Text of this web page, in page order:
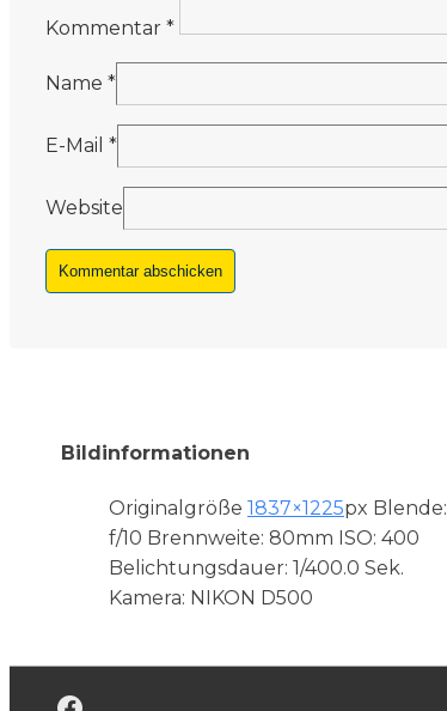
Kommentar *
Name *
E-Mail *
Website
Bildinformationen
Originalgröße 1837×1225px Blende:
f/10 Brennweite: 80mm ISO: 400
Belichtungsdauer: 1/400.0 Sek.
Kamera: NIKON D500